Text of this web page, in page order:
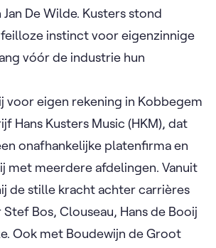
Jan De Wilde. Kusters stond
instinct voor eigenzinnige
vóór de industrie hun
voor eigen rekening in Kobbegem
Hans Kusters Music (HKM), dat
onafhankelijke platenfirma en
met meerdere afdelingen. Vanuit
de stille kracht achter carrières
Bos, Clouseau, Hans de Booij
Ook met Boudewijn de Groot